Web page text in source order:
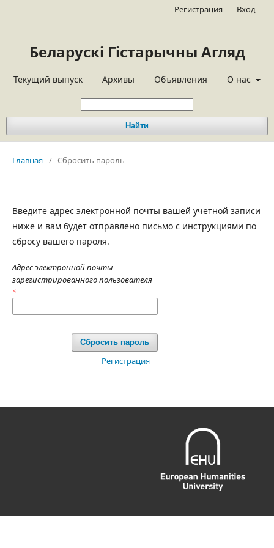
Беларускі Гістарычны Агляд
Текущий выпуск Архивы Объявления О нас
Найти
Регистрация Вход
Главная / Сбросить пароль
Введите адрес электронной почты вашей учетной записи
ниже и вам будет отправлено письмо с инструкциями по
сбросу вашего пароля.
Адрес электронной почты
зарегистрированного пользователя
*
Сбросить пароль
Регистрация